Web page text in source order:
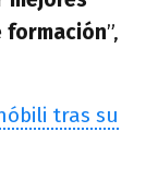
formación”,
tras su